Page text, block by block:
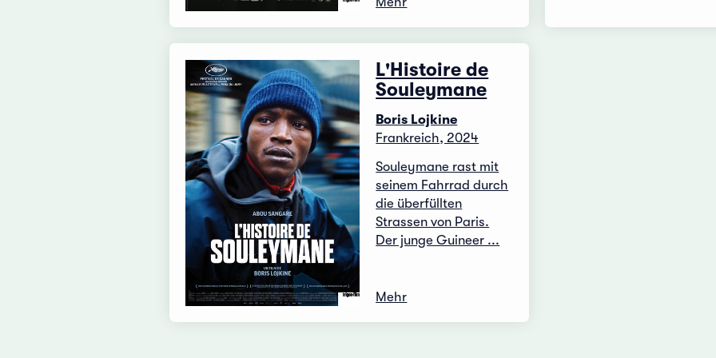
L'Histoire de
Souleymane
Boris Lojkine
Frankreich, 2024
Souleymane rast mit
seinem Fahrrad durch
die überfüllten
Strassen von Paris.
Der junge Guineer ...
Mehr